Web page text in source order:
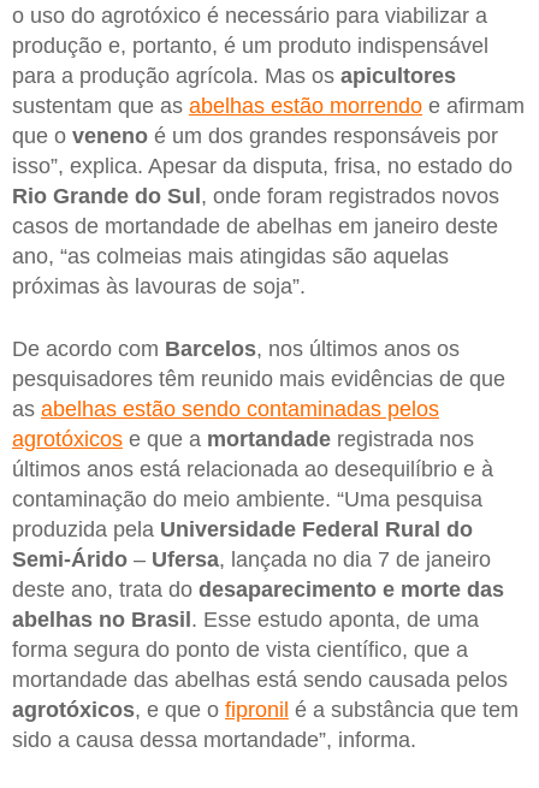
o uso do agrotóxico é necessário para viabilizar a
produção e, portanto, é um produto indispensável
para a produção agrícola. Mas os apicultores
sustentam que as abelhas estão morrendo e afirmam
que o veneno é um dos grandes responsáveis por
isso”, explica. Apesar da disputa, frisa, no estado do
Rio Grande do Sul , onde foram registrados novos
casos de mortandade de abelhas em janeiro deste
ano, “as colmeias mais atingidas são aquelas
próximas às lavouras de soja”.
De acordo com Barcelos, nos últimos anos os
pesquisadores têm reunido mais evidências de que
as abelhas estão sendo contaminadas pelos
agrotóxicos e que a mortandade registrada nos
últimos anos está relacionada ao desequilíbrio e à
contaminação do meio ambiente. “Uma pesquisa
produzida pela Universidade Federal Rural do
Semi-Árido – Ufersa, lançada no dia 7 de janeiro
deste ano, trata do desaparecimento e morte das
abelhas no Brasil. Esse estudo aponta, de uma
forma segura do ponto de vista científico, que a
mortandade das abelhas está sendo causada pelos
agrotóxicos, e que o fipronil é a substância que tem
sido a causa dessa mortandade”, informa.